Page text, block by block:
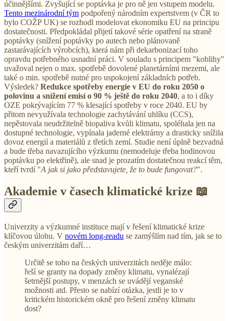
účinnějšími. Zvyšující se poptávka je pro ně jen vstupem modelu.
Tento mezinárodní tým podpořený národním expertstvem (v ČR to
bylo COŽP UK) se rozhodl modelovat ekonomiku EU na principu
dostatečnosti. Předpokládal přijetí takové série opatření na straně
poptávky (snížení poptávky po autech nebo plánovaně
zastarávajících výrobcích), která nám při dekarbonizací toho
opravdu potřebného usnadní práci. V souladu s principem "koblihy"
uvažoval nejen o max. spotřebě dovolené planetárními mezemi, ale
také o min. spotřebě nutné pro uspokojení základních potřeb.
Výsledek? Redukce spotřeby energie v EU do roku 2050 o
polovinu a snížení emisí o 90 % ještě do roku 2040, a to i díky
OZE pokrývajícím 77 % klesající spotřeby v roce 2040. EU by
přitom nevyužívala technologie zachytávání uhlíku (CCS),
nepěstovala neudržitelně biopaliva kvůli klimatu, spoléhala jen na
dostupné technologie, vypínala jaderné elektrárny a drasticky snížila
dovoz energií a materiálů z třetích zemí. Studie není úplně bezvadná
a bude třeba navazujícího výzkumu (nemodeluje třeba hodinovou
poptávku po elektřině), ale snad je prozatím dostatečnou reakcí těm,
kteří tvrdí "A jak si jako představujete, že to bude fungovat?".
Akademie v časech klimatické krize 📖
Univerzity a výzkumné instituce mají v řešení klimatické krize
klíčovou úlohu. V novém long-readu se zamýšlím nad tím, jak se to
českým univerzitám daří…
Určitě se toho na českých univerzitách neděje málo:
řeší se granty na dopady změny klimatu, vynalézají
šetrnější postupy, v menzách se uvádějí veganské
možnosti atd. Přesto se nabízí otázka, jestli je to v
kritickém historickém okně pro řešení změny klimatu
dost?